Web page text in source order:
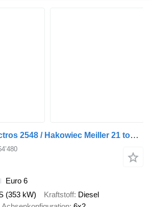
Mercedes-Benz Actros 2548 / Hakowiec Meiller 21 ton / 200 tys. km! / 5 szt
Euro 6
(353 kW) Kraftstoff Diesel